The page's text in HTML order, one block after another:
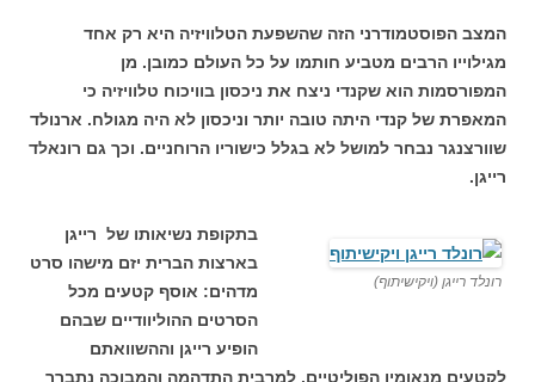
המצב הפוסטמודרני הזה שהשפעת הטלוויזיה היא רק אחד
מגילוייו הרבים מטביע חותמו על כל העולם כמובן. מן
המפורסמות הוא שקנדי ניצח את ניכסון בוויכוח טלוויזיה כי
המאפרת של קנדי היתה טובה יותר וניכסון לא היה מגולח. ארנולד
שוורצנגר נבחר למושל לא בגלל כישוריו הרוחניים. וכך גם רונאלד
רייגן.
רונלד רייגן (ויקישיתוף)
בתקופת נשיאותו של רייגן
בארצות הברית יזם מישהו סרט
מדהים: אוסף קטעים מכל
הסרטים ההוליוודיים שבהם
הופיע רייגן וההשוואתם
לקטעים מנאומיו הפוליטיים. למרבית התדהמה והמבוכה נתברר